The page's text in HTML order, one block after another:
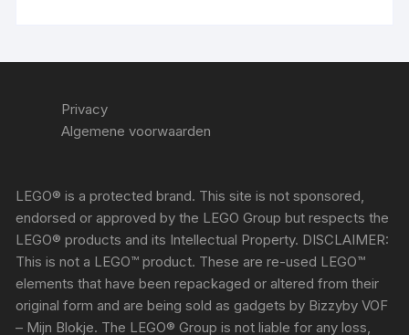
Privacy
Algemene voorwaarden
LEGO® is a protected brand. This site is not sponsored,
endorsed or approved by the LEGO Group but respects the
LEGO® products and its Intellectual Property. DISCLAIMER:
This is not a LEGO™ product. These are re-used LEGO™
elements that have been repackaged or altered from their
original form and are being sold as gadgets by Bizzyby VOF
– Mijn Blokje. The LEGO® Group is not liable for any loss,